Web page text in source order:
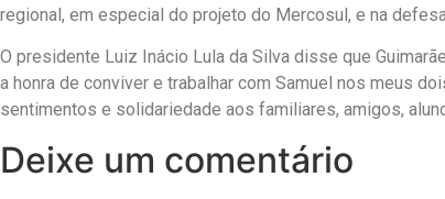
regional, em especial do projeto do Mercosul, e na
O presidente Luiz Inácio Lula da Silva disse que
a honra de conviver e trabalhar com Samuel nos meus
sentimentos e solidariedade aos familiares, amigos,
Deixe um comentário